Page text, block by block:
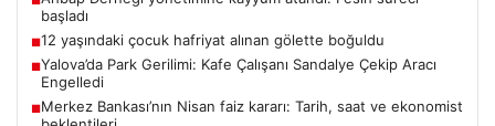
başladı
■12 yaşındaki çocuk hafriyat alınan gölette boğuldu
■Yalova’da Park Gerilimi: Kafe Çalışanı Sandalye Çekip Aracı
Engelledi
■Merkez Bankası’nın Nisan faiz kararı: Tarih, saat ve ekonomist